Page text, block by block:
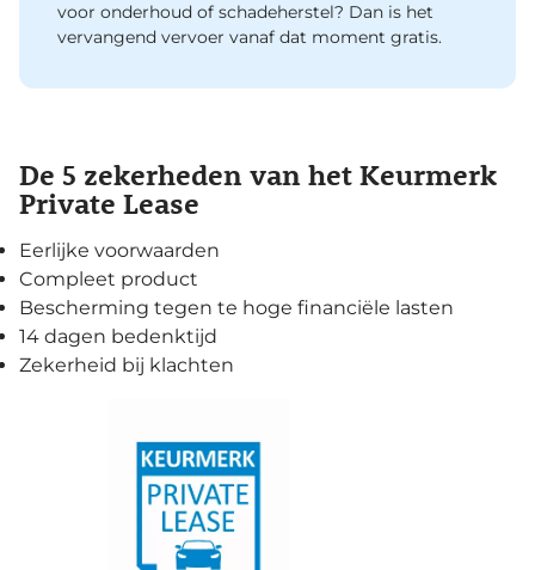
voor onderhoud of schadeherstel? Dan is het
vervangend vervoer vanaf dat moment gratis.
De 5 zekerheden van het Keurmerk
Private Lease
Eerlijke voorwaarden
Compleet product
Bescherming tegen te hoge financiële lasten
14 dagen bedenktijd
Zekerheid bij klachten